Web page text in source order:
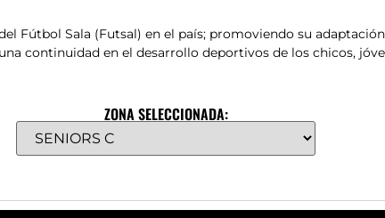
Fútbol Sala (Futsal) en el país; promoviendo su
continuidad en el desarrollo deportivos de los chicos,
ZONA SELECCIONADA: